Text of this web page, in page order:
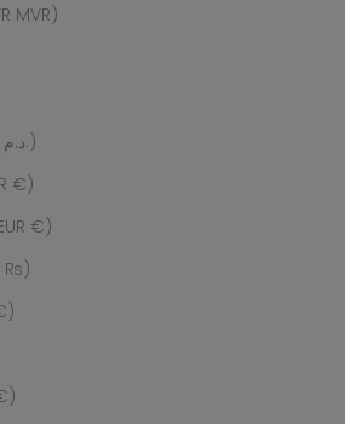
MVR)
Marokko (MAD د.م.)
€)
€)
₨)